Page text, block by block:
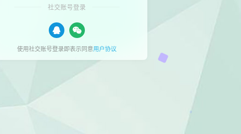
社交账号登录
使用社交账号登录即表示同意用户协议